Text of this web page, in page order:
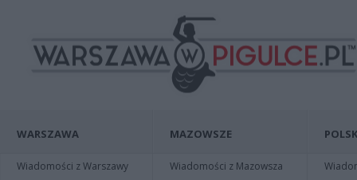
WARSZAWA
Wiadomości z Warszawy
MAZOWSZE
Wiadomości z Mazowsza